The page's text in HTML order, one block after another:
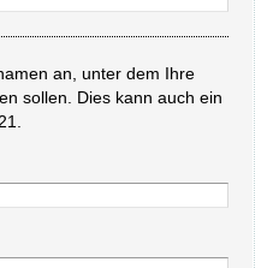
an, unter dem Ihre
sollen. Dies kann auch ein